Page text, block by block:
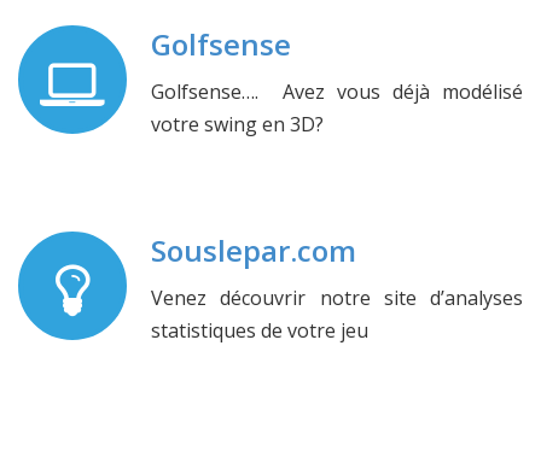
Golfsense
Golfsense…. Avez vous déjà modélisé
votre swing en 3D?
Souslepar.com
Venez découvrir notre site d’analyses
statistiques de votre jeu